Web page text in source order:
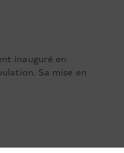
inauguré en
Sa mise en